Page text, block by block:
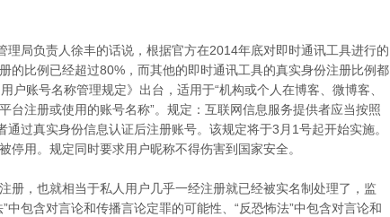
理局负责人徐丰的话说，根据官方在2014年底对即时通讯工具进行的
的比例已经超过80%，而其他的即时通讯工具的真实身份注册比例都
用户账号名称管理规定》出台，适用于“机构或个人在博客、微博客、
台注册或使用的账号名称”。规定：互联网信息服务提供者应当按照
通过真实身份信息认证后注册账号。该规定将于3月1号起开始实施。
停用。规定同时要求用户昵称不得伤害到国家安全。
册，也就相当于私人用户几乎一经注册就已经被实名制处理了，监
中包含对言论和传播言论定罪的可能性、“反恐怖法”中包含对言论和